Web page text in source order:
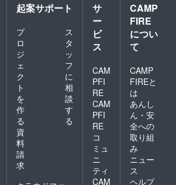
起案サポート
プ
ロ
ジ
ェ
ク
ト
を
作
る
ス
タ
ッ
フ
に
相
談
す
る
資
料
請
求
サ
ー
ビ
ス
CAM
PFI
RE
CAM
PFI
RE
コ
ミュ
ニ
ティ
CAM
CAMP
FIRE
につい
て
CAMP
FIREと
は
あんし
ん・安
全への
取り組
み
ニュー
ス
ヘルプ